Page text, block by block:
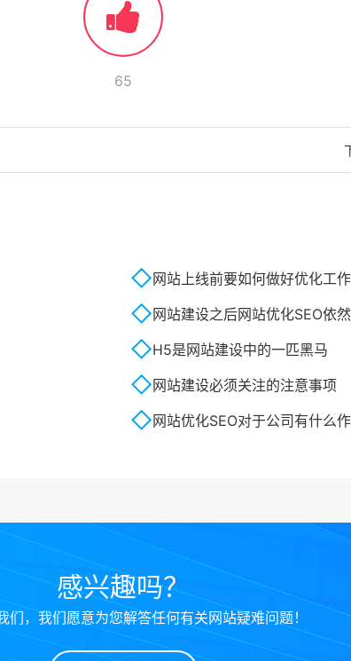
65
网站上线前要如何做好优化工作
网站建设之后网站优化SEO依
H5是网站建设中的一匹黑马
网站建设必须关注的注意事项
网站优化SEO对于公司有什么作
感兴趣吗？
们，我们愿意为您解答任何有关网站疑难问题！